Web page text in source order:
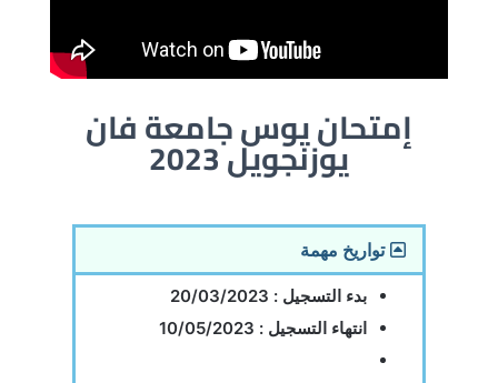
إمتحان يوس جامعة فان
يوزنجويل 2023
تواريخ مهمة
بدء التسجيل : 20/03/2023
انتهاء التسجيل : 10/05/2023